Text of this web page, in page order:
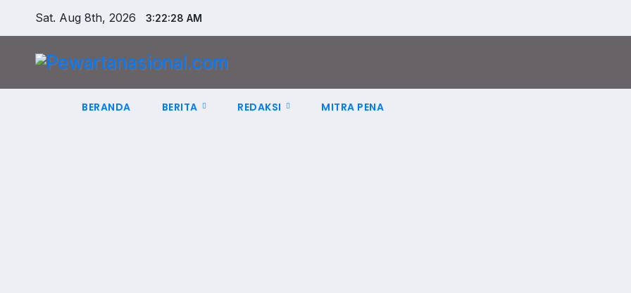
Sat. Aug 8th, 2026 3:22:29 AM
BERANDA BERITA REDAKSI MITRA PENA